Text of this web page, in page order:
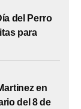
del Perro
para
en
del 8 de